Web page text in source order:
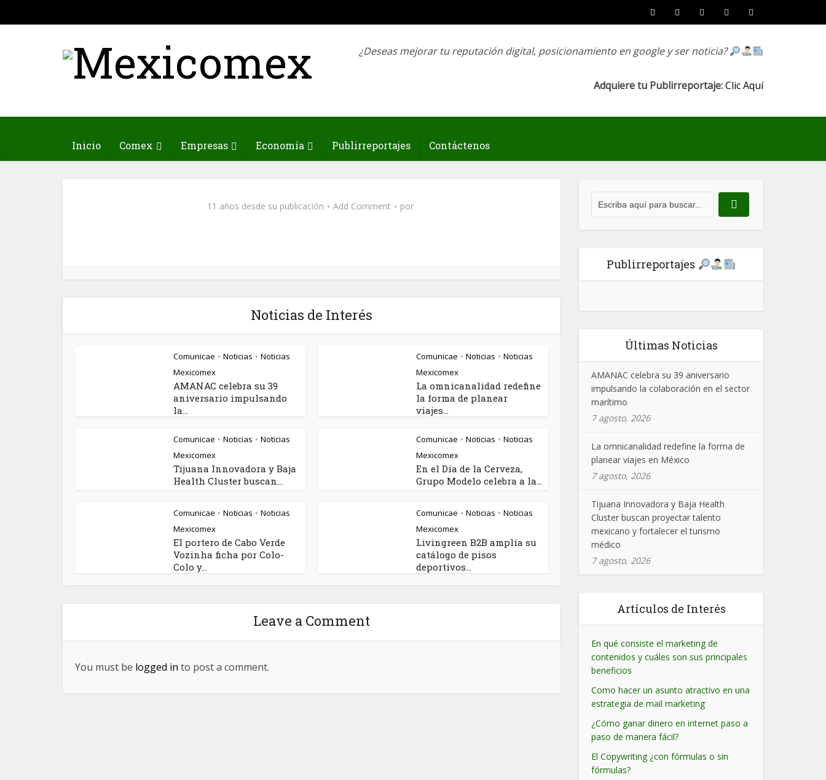
¿Deseas mejorar tu reputación digital, posicionamiento en google y ser noticia?
Adquiere tu Publirreportaje:Clic Aquí
Inicio Comex Empresas Economía Publirreportajes Contáctenos
11 años desde su publicación Add Comment por
Noticias de Interés
Comunicae • Noticias • Noticias
Mexicomex
AMANAC celebra su 39
aniversario impulsando
la...
Comunicae • Noticias • Noticias
Mexicomex
La omnicanalidad redefine
la forma de planear
viajes...
Comunicae • Noticias • Noticias
Mexicomex
Tijuana Innovadora y Baja
Health Cluster buscan...
Comunicae • Noticias • Noticias
Mexicomex
En el Día de la Cerveza,
Grupo Modelo celebra a la...
Comunicae • Noticias • Noticias
Mexicomex
El portero de Cabo Verde
Vozinha ficha por Colo-
Colo y...
Comunicae • Noticias • Noticias
Mexicomex
Livingreen B2B amplía su
catálogo de pisos
deportivos...
Leave a Comment
You must be logged in to post a comment.
Publirreportajes
Últimas Noticias
AMANAC celebra su 39 aniversario
impulsando la colaboración en el sector
marítimo
7 agosto, 2026
La omnicanalidad redefine la forma de
planear viajes en México
7 agosto, 2026
Tijuana Innovadora y Baja Health
Cluster buscan proyectar talento
mexicano y fortalecer el turismo
médico
7 agosto, 2026
Artículos de Interés
En qué consiste el marketing de
contenidos y cuáles son sus principales
beneficios
Como hacer un asunto atractivo en una
estrategia de mail marketing
¿Cómo ganar dinero en internet paso a
paso de manera fácil?
El Copywriting ¿con fórmulas o sin
fórmulas?